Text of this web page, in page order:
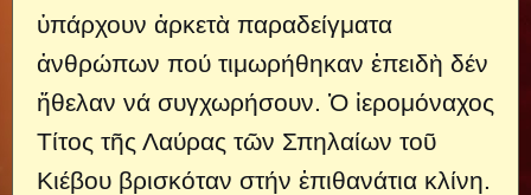
ὑπάρχουν ἀρκετὰ παραδείγματα
ἀνθρώπων πού τιμωρήθηκαν ἐπειδὴ δέν
ἤθελαν νά συγχωρήσουν. Ὁ ἱερομόναχος
Τίτος τῆς Λαύρας τῶν Σπηλαίων τοῦ
Κιέβου βρισκόταν στήν ἐπιθανάτια κλίνη.